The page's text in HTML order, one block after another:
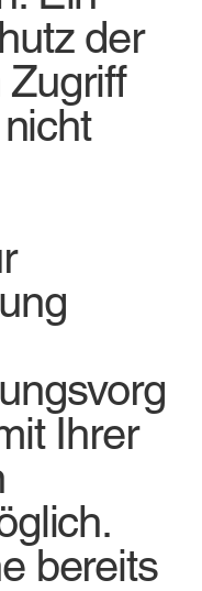
der
Ihrer
bereits